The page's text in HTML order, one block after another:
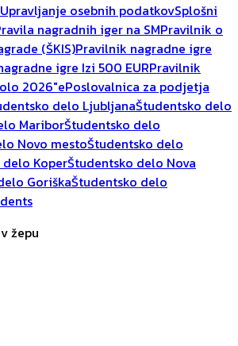
Upravljanje osebnih podatkovSplošni
nagradnih iger na SMPravilnik o
(ŠKIS)Pravilnik nagradne igre
igre Izi 500 EURPravilnik
2026"ePoslovalnica za podjetja
delo LjubljanaŠtudentsko delo
MariborŠtudentsko delo
Novo mestoŠtudentsko delo
KoperŠtudentsko delo Nova
GoriškaŠtudentsko delo
žepu